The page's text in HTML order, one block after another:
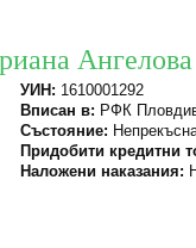
Ангелова
УИН: 1610001292
Вписан в: РФК
Състояние:
Придобити кредитни
Наложени наказания: